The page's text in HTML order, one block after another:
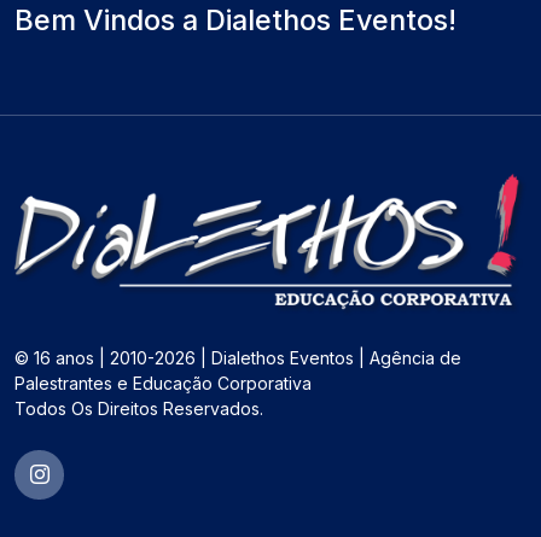
Bem Vindos a Dialethos Eventos!
© 16 anos | 2010-2026 | Dialethos Eventos | Agência de
Palestrantes e Educação Corporativa
Todos Os Direitos Reservados.